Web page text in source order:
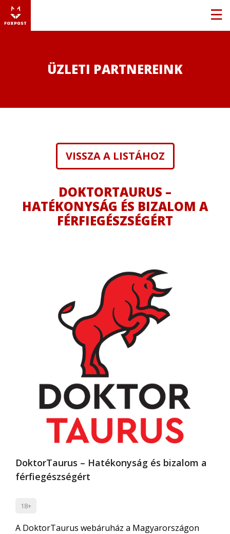
ÜZLETI PARTNEREINK
VISSZA A LISTÁHOZ
DOKTORTAURUS –
HATÉKONYSÁG ÉS BIZALOM A
FÉRFIEGÉSZSÉGÉRT
DoktorTaurus – Hatékonyság és bizalom a
férfiegészségért
18+
A DoktorTaurus webáruház a Magyarországon